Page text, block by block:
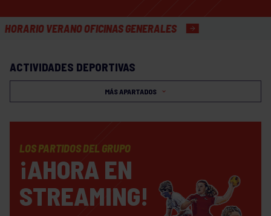
VERANO OFICINAS GENERALES
ACTIVIDADES DEPORTIVAS
MÁS APARTADOS
LOS PARTIDOS DEL GRUPO
¡AHORA EN
STREAMING!